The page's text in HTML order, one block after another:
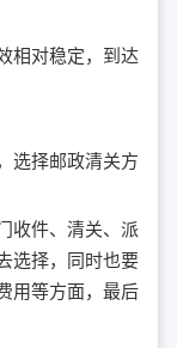
相对稳定，到达
选择邮政清关方
收件、清关、派
选择，同时也要
用等方面，最后